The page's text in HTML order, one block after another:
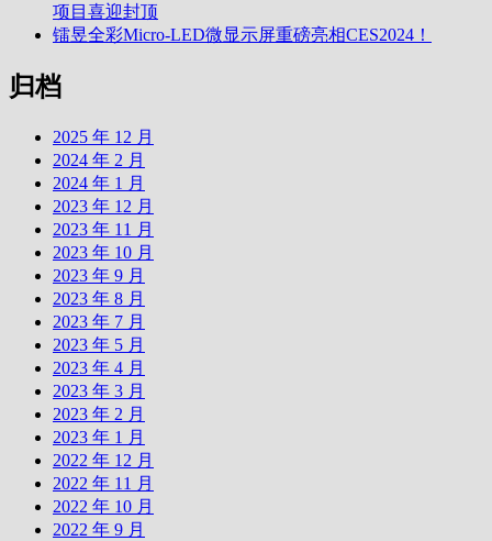
项目喜迎封顶
镭昱全彩Micro-LED微显示屏重磅亮相CES2024！
归档
2025 年 12 月
2024 年 2 月
2024 年 1 月
2023 年 12 月
2023 年 11 月
2023 年 10 月
2023 年 9 月
2023 年 8 月
2023 年 7 月
2023 年 5 月
2023 年 4 月
2023 年 3 月
2023 年 2 月
2023 年 1 月
2022 年 12 月
2022 年 11 月
2022 年 10 月
2022 年 9 月